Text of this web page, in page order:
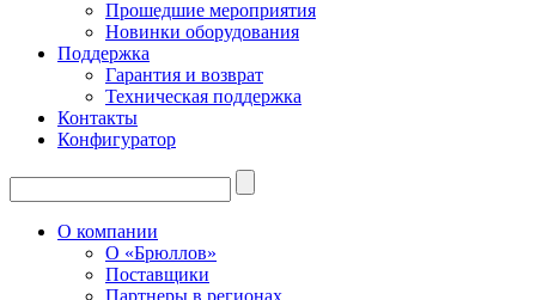
Прошедшие мероприятия
Новинки оборудования
Поддержка
Гарантия и возврат
Техническая поддержка
Контакты
Конфигуратор
О компании
О «Брюллов»
Поставщики
Партнеры в регионах